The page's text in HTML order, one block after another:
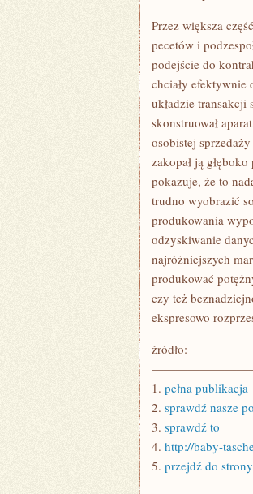
Przez większa
pecetów i
podejście do
chciały efektywnie
układzie
skonstruował
osobistej
zakopał ją
pokazuje, że to
trudno wyobrazić
produkowania
odzyskiwanie
najróżniejszych
produkować
czy też
ekspresowo
źródło:
1. pełna publikacja
2. sprawdź nasze
3. sprawdź to
4. http://baby-
5. przejdź do strony